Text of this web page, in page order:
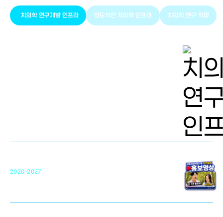
치의학 연구개발 인프라 압도적인 치의학 인프라 치의학 연구 역량
2020-2027 31
영국 UCL대학